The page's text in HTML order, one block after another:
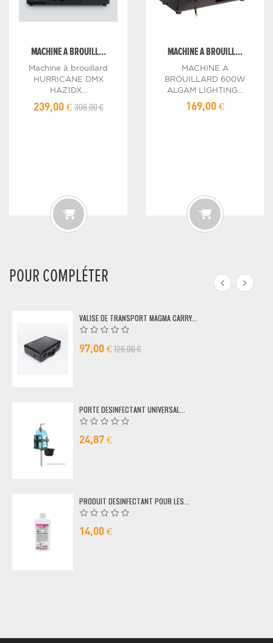
MACHINE A BROUILL...
Machine à brouillard
HURRICANE DMX
HAZ1DX...
239,00 €306,00 €
MACHINE A BROUILL...
MACHINE A
BROUILLARD 600W
ALGAM LIGHTING...
169,00 €
POUR COMPLÉTER
VALISE DE TRANSPORT MAGMA CARRY...
97,00 €126,00 €
PORTE DESINFECTANT UNIVERSAL...
24,87 €
PRODUIT DESINFECTANT POUR LES...
14,00 €